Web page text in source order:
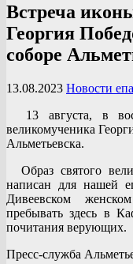
Встреча
Георгия
соборе
13.08.2023 Новости
13 августа, в
великомученика
Альметьевска.
Образ святого
написан для нашей
Дивеевском
пребывать здесь в
почитания верующих.
Пресс-служба